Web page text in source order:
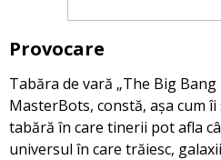
Provocare
Tabăra de vară „The Big
MasterBots, constă, așa cum
tabără în care tinerii pot afla
universul în care trăiesc,